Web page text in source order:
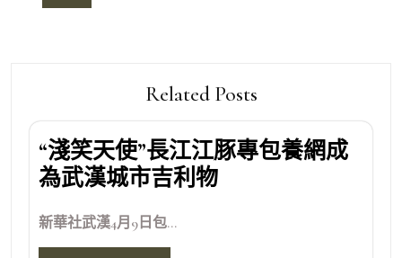
Related Posts
“淺笑天使”長江江豚專包養網成
為武漢城市吉利物
新華社武漢4月9日包...